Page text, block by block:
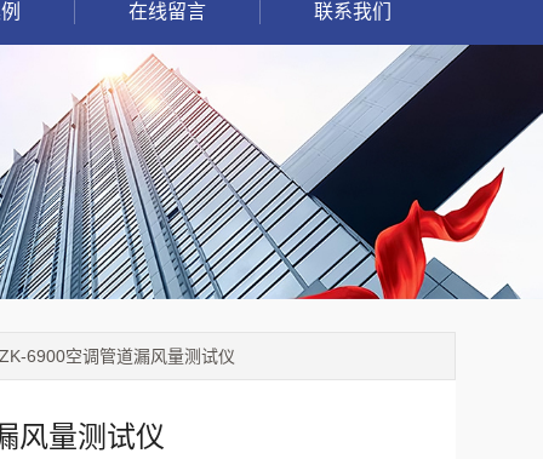
在线留言 联系我们
6900空调管道漏风量测试仪
风量测试仪